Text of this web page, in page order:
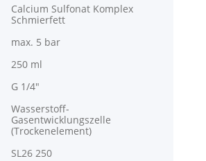
Calcium Sulfonat Komplex
Schmierfett
max. 5 bar
250 ml
G 1/4"
Wasserstoff-
Gasentwicklungszelle
(Trockenelement)
SL26 250